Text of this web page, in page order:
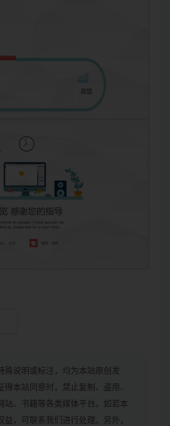
殊说明或标注，均为本站原创发
本站同意时，禁止复制、盗用、
站、书籍等各类媒体平台。如若本
益，可联系我们进行处理。另外，